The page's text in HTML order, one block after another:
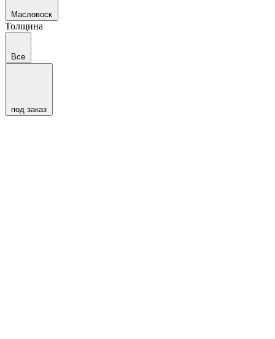
Масловоск
Толщина
Все
под заказ